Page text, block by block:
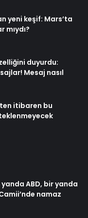
yeni keşif: Mars’ta
mıydı?
duyurdu:
Mesaj nasıl
itibaren bu
ABD, bir yanda
namaz